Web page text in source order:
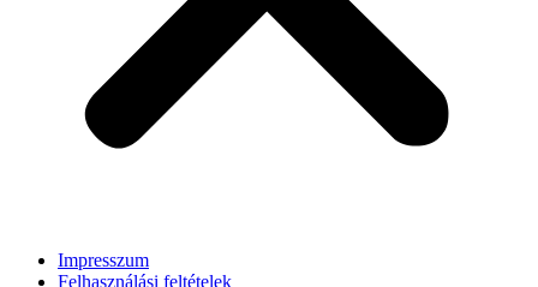
Impresszum
Felhasználási feltételek